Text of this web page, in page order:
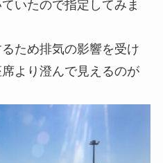
いたので指定してみま
ため排気の影響を受け
より澄んで見えるのが